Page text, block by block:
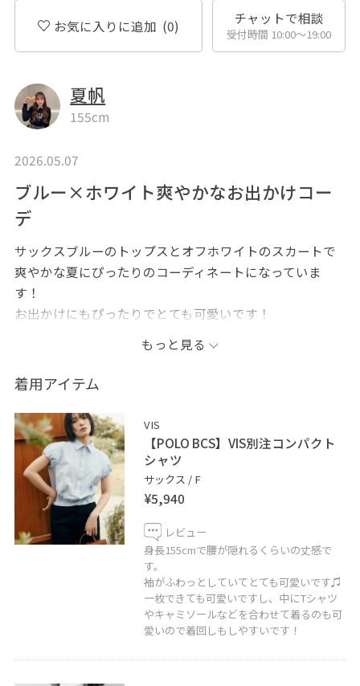
お気に入りに追加 (0) チャットで相談
受付時間 10:00〜19:00
夏帆
155cm
2026.05.07
ブルー×ホワイト爽やかなお出かけコー
デ
サックスブルーのトップスとオフホワイトのスカートで
爽やかな夏にぴったりのコーディネートになっていま
す！
お出かけにもぴったりでとても可愛いです！
LINEで在庫のお問い合わせや商品、コーディネートのご
相談など是非お気軽にお問い合わせくださいませ。
LINEでアトレ亀戸VISスタッフにご相談は【友だち追加】
をタップ！！
もっと見る
着用アイテム
VIS
【POLO BCS】VIS別注コンパクト
シャツ
サックス / F
¥5,940
レビュー
身長155cmで腰が隠れるくらいの丈感で
す。
袖がふわっとしていてとても可愛いです♫
一枚できても可愛いですし、中にTシャツ
やキャミソールなどを合わせて着るのも可
愛いので着回しもしやすいです！